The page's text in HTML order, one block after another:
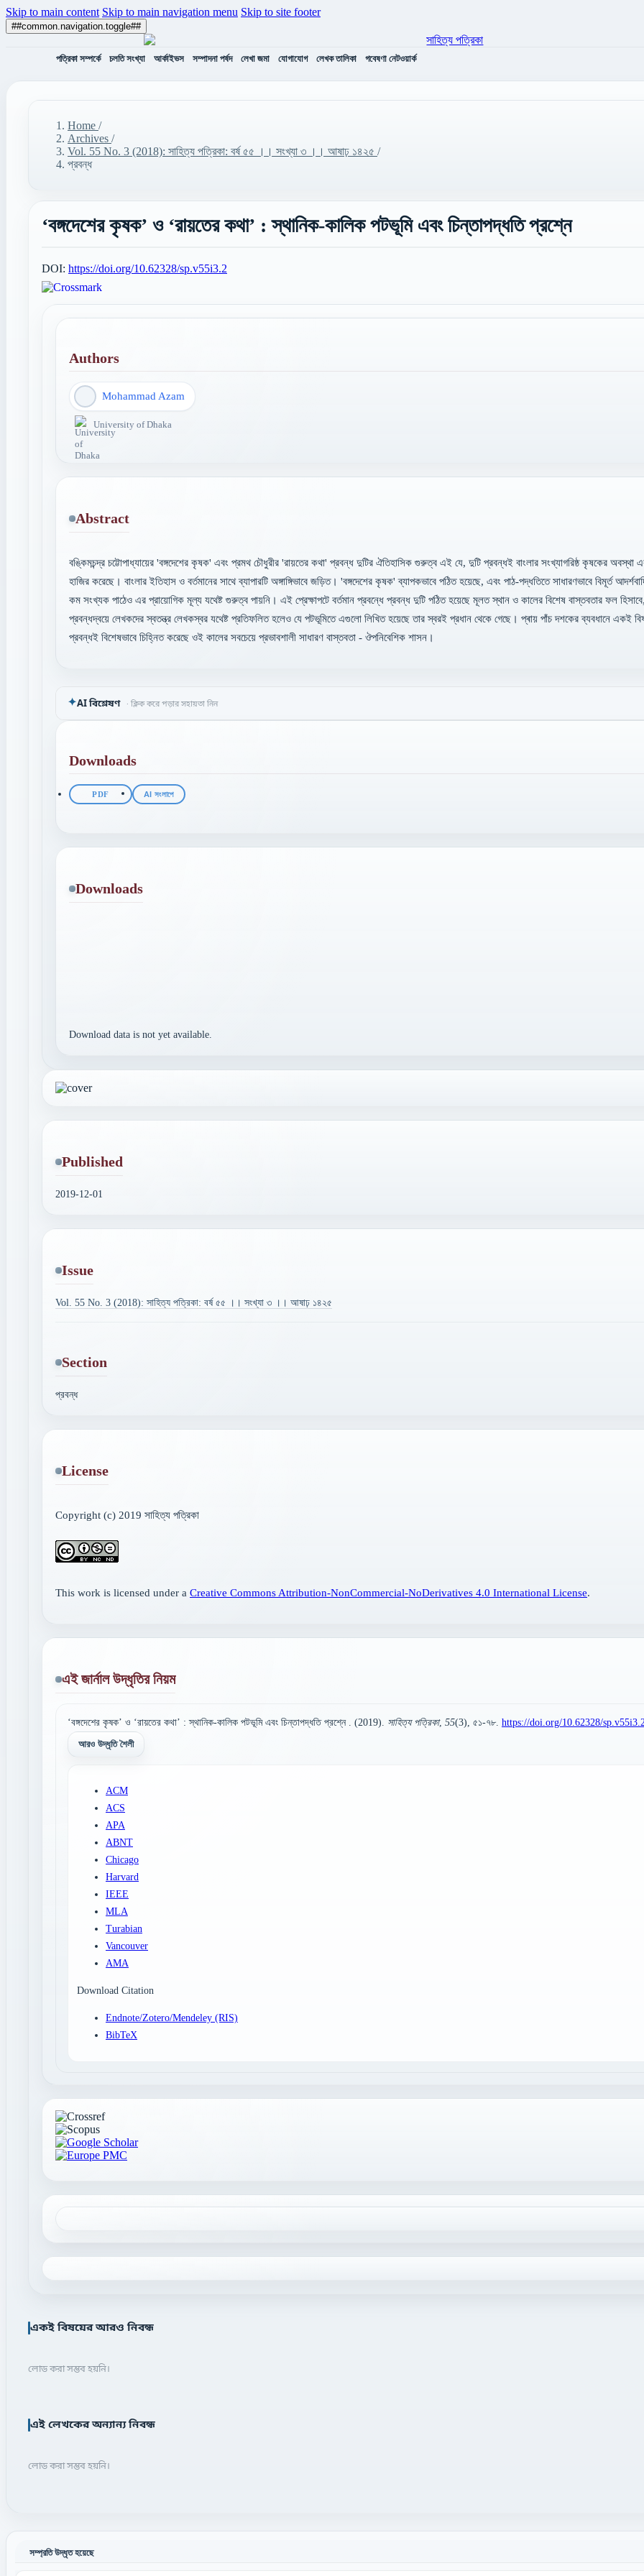
Skip to main content Skip to main navigation menu Skip to site footer
##common.navigation.toggle##
পত্রিকা সম্পর্কে চলতি সংখ্যা আর্কাইভস সম্পাদনা পর্ষদ লেখা জমা যোগাযোগ লেখক তালিকা গবেষণা নেটওয়ার্ক
Home /
Archives /
Vol. 55 No. 3 (2018): সাহিত্য পত্রিকা: বর্ষ ৫৫ ।। সংখ্যা ৩ ।। আষাঢ় ১৪২৫ /
প্রবন্ধ
‘বঙ্গদেশের কৃষক’ ও ‘রায়তের কথা’ : স্থানিক-কালিক পটভূমি এবং চিন্তাপদ্ধতি প্রশ্নে
DOI: https://doi.org/10.62328/sp.v55i3.2
Authors
Mohammad Azam
University of Dhaka
Abstract
বঙ্কিমচন্দ্র চট্টোপাধ্যায়ের 'বঙ্গদেশের কৃষক' এবং প্রমথ চৌধুরীর 'রায়তের কথা' প্রবন্ধ দুটির ঐতিহাসিক গুরুত্ব এই যে, দুটি প্রবন্ধই বাংলার সংখ্যাগরিষ্ঠ কৃষকের অবস্থা
হাজির করেছে। বাংলার ইতিহাস ও বর্তমানের সাথে ব্যাপারটি অঙ্গাঙ্গিভাবে জড়িত। 'বঙ্গদেশের কৃষক' ব্যাপকভাবে পঠিত হয়েছে, এবং পাঠ-পদ্ধতিতে সাধারণভাবে বিমূর্ত
কম সংখ্যক পাঠেও এর প্রায়োগিক মূল্য যথেষ্ট গুরুত্ব পায়নি। এই প্রেক্ষাপটে বর্তমান প্রবন্ধে প্রবন্ধ দুটি পঠিত হয়েছে মূলত স্থান ও কালের বিশেষ বাস্তবতার ফল
প্রবন্ধদ্বয়ে লেখকদের স্বতন্ত্র লেখকস্বর যথেষ্ট প্রতিফলিত হলেও যে পটভূমিতে এগুলো লিখিত হয়েছে তার স্বরই প্রধান থেকে গেছে। প্ৰায় পাঁচ দশকের ব্যবধানে একই
প্রবন্ধই বিশেষভাবে চিহ্নিত করেছে ওই কালের সবচেয়ে প্রভাবশালী সাধারণ বাস্তবতা - ঔপনিবেশিক শাসন।
✦AI বিশ্লেষণ · ক্লিক করে পড়ার সহায়তা নিন
Downloads
PDF AI সংলাপে
Downloads
Download data is not yet available.
Published
2019-12-01
Issue
Vol. 55 No. 3 (2018): সাহিত্য পত্রিকা: বর্ষ ৫৫ ।। সংখ্যা ৩ ।। আষাঢ় ১৪২৫
Section
প্রবন্ধ
License
Copyright (c) 2019 সাহিত্য পত্রিকা
This work is licensed under a Creative Commons Attribution-NonCommercial-NoDerivatives 4.0 International License.
এই জার্নাল উদ্ধৃতির নিয়ম
‘বঙ্গদেশের কৃষক’ ও ‘রায়তের কথা’ : স্থানিক-কালিক পটভূমি এবং চিন্তাপদ্ধতি প্রশ্নে . (2019). সাহিত্য পত্রিকা, 55(3), ৫১-৭৮. https://doi.org/10.62328/
আরও উদ্ধৃতি শৈলী
ACM
ACS
APA
ABNT
Chicago
Harvard
IEEE
MLA
Turabian
Vancouver
AMA
Download Citation
Endnote/Zotero/Mendeley (RIS)
BibTeX
একই বিষয়ের আরও নিবন্ধ
লোড করা সম্ভব হয়নি।
এই লেখকের অন্যান্য নিবন্ধ
লোড করা সম্ভব হয়নি।
সম্প্রতি উদ্ধৃত হয়েছে